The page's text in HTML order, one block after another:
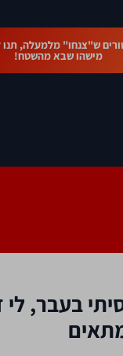
ש"צנחו" מלמעלה, תנו
מישהו שבא מהשטח!
בעבר, לי